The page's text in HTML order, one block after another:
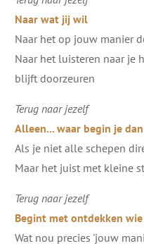
Naar wat jij wil
Naar het op jouw manier
Naar het luisteren naar je
blijft doorzeuren
Terug naar jezelf
Alleen... waar begin je
Als je niet alle schepen
Maar het juist met kleine
Terug naar jezelf
Begint met ontdekken
Wat nou precies 'jouw